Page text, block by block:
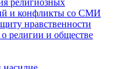
религиозных
и конфликты со СМИ
нравственности
религии и обществе